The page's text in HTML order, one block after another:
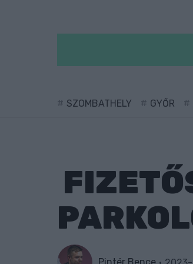
SZOMBATHELY GYŐR
Pintér Bence